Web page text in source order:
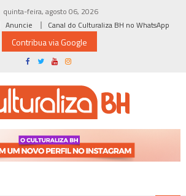
quinta-feira, agosto 06, 2026
Anuncie Canal do Culturaliza BH no WhatsApp
Contribua via Google